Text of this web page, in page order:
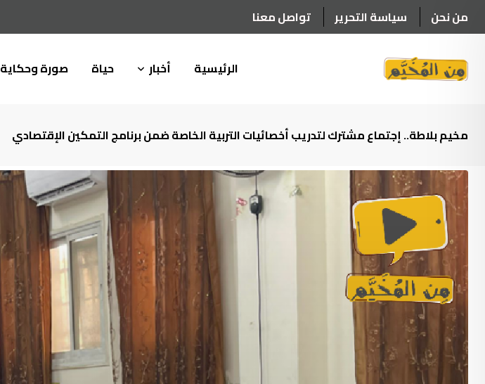
to
من نحن سياسة التحرير تواصل معنا
الرئيسية أخبار حياة صورة وحكاية
مخيم بلاطة.. إجتماع مشترك لتدريب أخصائيات التربية الخاصة ضمن برنامج التمكين الإقتصادي